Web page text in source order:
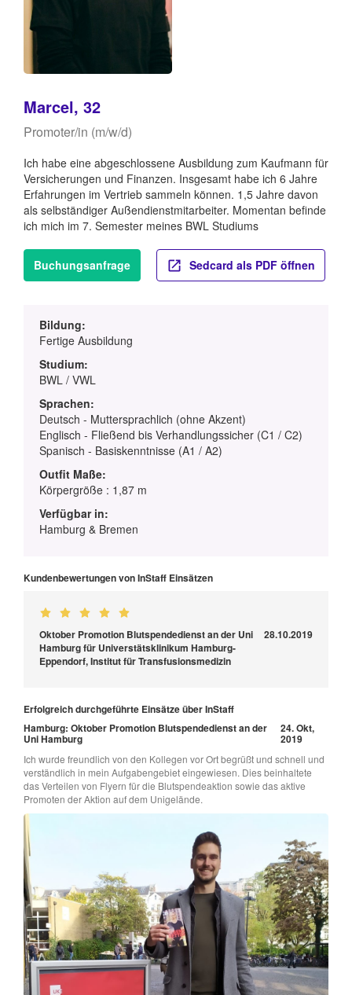
Marcel, 32
Promoter/in (m/w/d)
Ich habe eine abgeschlossene Ausbildung zum Kaufmann für
Versicherungen und Finanzen. Insgesamt habe ich 6 Jahre
Erfahrungen im Vertrieb sammeln können. 1,5 Jahre davon
als selbständiger Außendienstmitarbeiter. Momentan befinde
ich mich im 7. Semester meines BWL Studiums
Buchungsanfrage Sedcard als PDF öffnen
Bildung:
Fertige Ausbildung
Studium:
BWL / VWL
Sprachen:
Deutsch - Muttersprachlich (ohne Akzent)
Englisch - Fließend bis Verhandlungssicher (C1 / C2)
Spanisch - Basiskenntnisse (A1 / A2)
Outfit Maße:
Körpergröße : 1,87 m
Verfügbar in:
Hamburg & Bremen
Kundenbewertungen von InStaff Einsätzen
Oktober Promotion Blutspendedienst an der Uni
Hamburg für Universtätsklinikum Hamburg-
Eppendorf, Institut für Transfusionsmedizin
28.10.2019
Erfolgreich durchgeführte Einsätze über InStaff
Hamburg: Oktober Promotion Blutspendedienst an der
Uni Hamburg
24. Okt,
2019
Ich wurde freundlich von den Kollegen vor Ort begrüßt und schnell und
verständlich in mein Aufgabengebiet eingewiesen. Dies beinhaltete
das Verteilen von Flyern für die Blutspendeaktion sowie das aktive
Promoten der Aktion auf dem Unigelände.